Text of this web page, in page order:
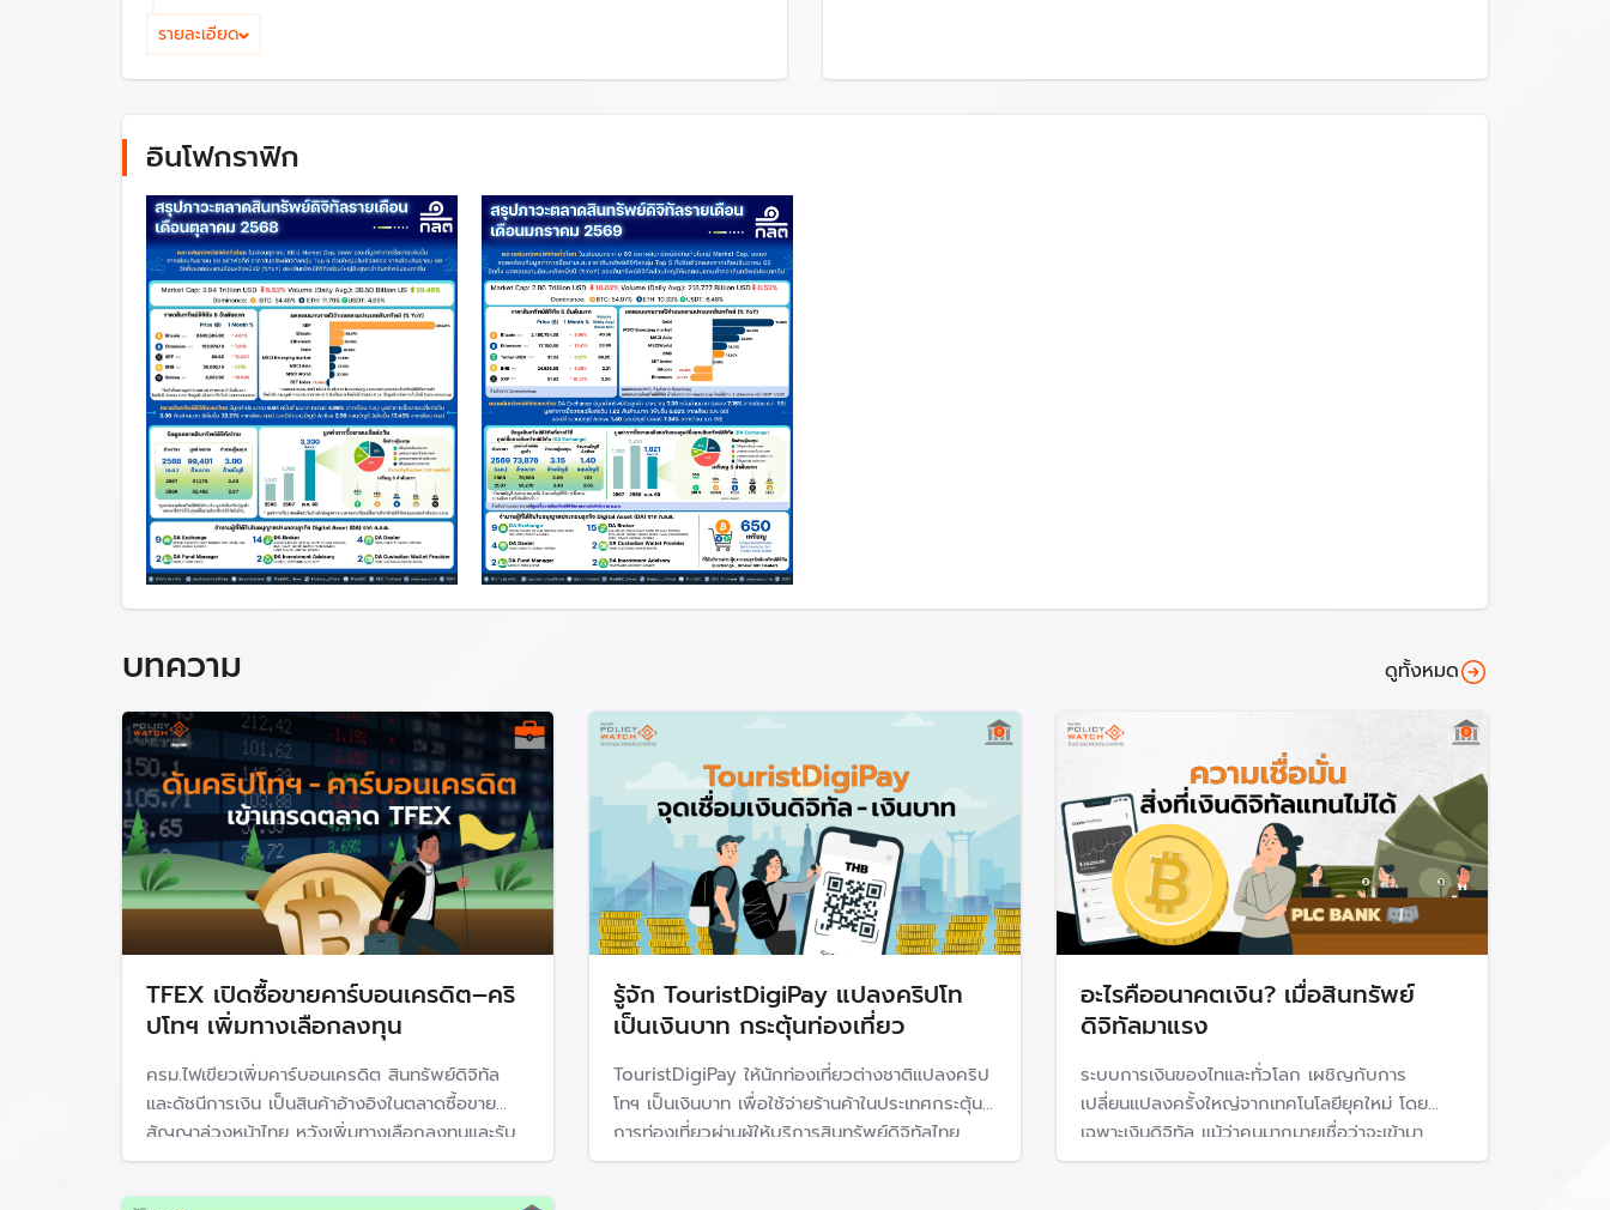
ศูนย์กลางหรือเครือข่ายในลักษณะที่คณะกรรมการ ก.ล.ต. ประกาศกำหนด
3. ผู้ค้าสินทรัพย์ดิจิทัล หมายถึงบุลคลซึ่งให้บริการหรือแสดงต่อบุคคลทั่วไปว่าพร้อมจะให้บริการซื้อขายหรือแลกเปลี่ยนสินทรัพย์ดิจิทัลในนามของตนเองเป็นทางค้าปกติ
โดยกระทำนอกศูนย์ซื้อขายสินทรัพย์ดิจิทัล แต่ไม่รวมถึงการให้บริการในลักษณะตามที่คณะกรรมการ ก.ล.ต. กำหนด
4. กิจการอื่นที่เกี่ยวกับสินทรัพย์ดิจิทัลตามที่รัฐมตรีว่าการกระทรวงการคลัง กำหนดตามข้อเสนอแนะของคณะกรรมการ ก.ล.ต.
ผู้ที่สามารถประกอบธุรกิจสินทรัพย์ดิจิทัลจะต้องได้รับอนุญาตจากรัฐมนตรีว่าการกระทรวงการคลัง และต้องปฏิบัติตามหลักเกณฑ์ วิธีการ และเงื่อนไขกำหนดไว้ภายใต้
พ.ร.ก. สินทรัพย์ดิจิทัลฯ และกฎเกณฑ์อื่น ๆ ที่คณะกรรมการ ก.ล.ต. หรือสำนักงาน ก.ล.ต. ประกาศกำหนดโดยอาศัยอำนาจตาม พ.ร.ก. สินทรัพย์ดิจิทัลฯ
หลังจากที่ พ.ร.ก. สินทรัพย์ดิจิทัลฯ มีผลบังคับใช้ ก.ล.ต. ในฐานะผู้กำกับดูแลหลัก ได้ออกกฎหมายลูกและแนวปฏิบัติอย่างต่อเนื่อง เพื่อให้เกิดความชัดเจนในการประกอบ
ธุรกิจสินทรัพย์ดิจิทัล เช่น การขออนุญาตประกอบธุรกิจของผู้ให้บริการ การกำกับดูแลการเสนอขายโทเคนดิจิทัล (ICO) รวมถึงการกำหนดคุณสมบัติของผู้ประกอบธุรกิจ
และผู้ที่เกี่ยวข้อง
รายละเอียด
อินโฟกราฟิก
บทความ ดูทั้งหมด
TFEX เปิดซื้อขายคาร์บอนเครดิต–คริ
ปโทฯ เพิ่มทางเลือกลงทุน
ครม.ไฟเขียวเพิ่มคาร์บอนเครดิต สินทรัพย์ดิจิทัล
และดัชนีการเงิน เป็นสินค้าอ้างอิงในตลาดซื้อขาย
สัญญาล่วงหน้าไทย หวังเพิ่มทางเลือกลงทุนและรับ
เทรนด์โลกเศรษฐกิจสีเขียว
รู้จัก TouristDigiPay แปลงคริปโท
เป็นเงินบาท กระตุ้นท่องเที่ยว
TouristDigiPay ให้นักท่องเที่ยวต่างชาติแปลงคริป
โทฯ เป็นเงินบาท เพื่อใช้จ่ายร้านค้าในประเทศกระตุ้น
การท่องเที่ยวผ่านผู้ให้บริการสินทรัพย์ดิจิทัลไทย
เตรียมทดลอง 18 เดือน คาดเริ่มไตรมาส 4 ปี 68
อะไรคืออนาคตเงิน? เมื่อสินทรัพย์
ดิจิทัลมาแรง
ระบบการเงินของไทและทั่วโลก เผชิญกับการ
เปลี่ยนแปลงครั้งใหญ่จากเทคโนโลยียุคใหม่ โดย
เฉพาะเงินดิจิทัล แม้ว่าคนมากมายเชื่อว่าจะเข้ามา
แทนที่เงินแบบเดิม แต่ "เศรษฐพุฒิ" ผู้ว่าธปท. มอง